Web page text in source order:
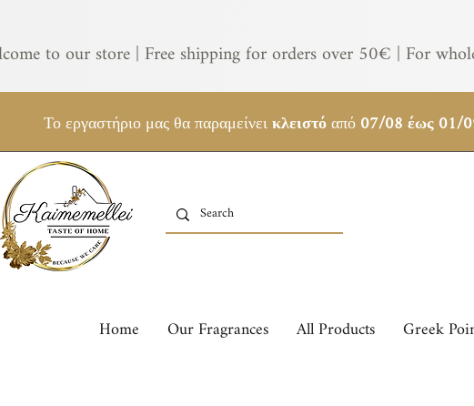
to our store | Free shipping for orders over 50€ | For
Το εργαστήριο μας θα παραμείνεικλειστόαπό07/08 έως 01/
Home Our Fragrances All Products Greek